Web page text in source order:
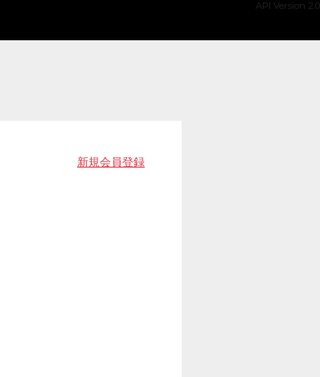
API Version 2.0
新規会員登録